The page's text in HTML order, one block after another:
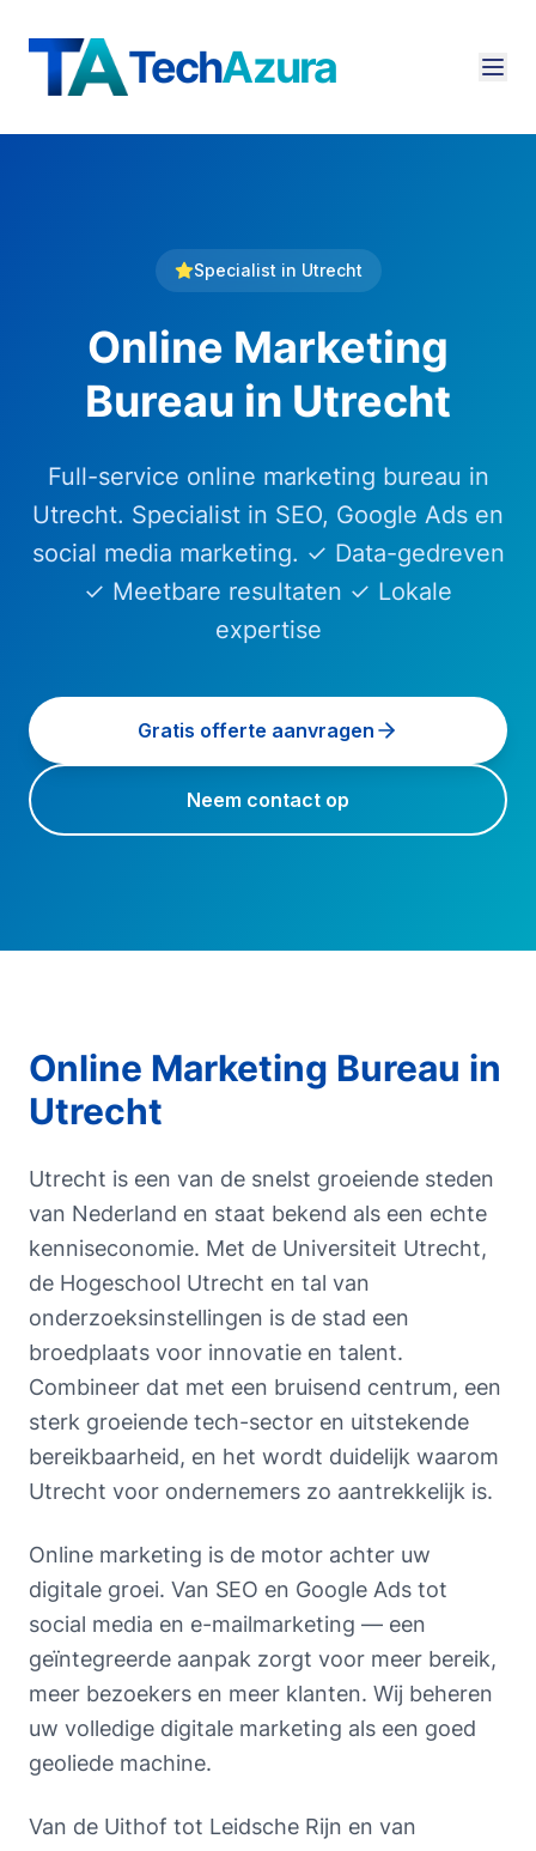
TechAzura
Specialist in Utrecht
Online Marketing
Bureau in Utrecht
Full-service online marketing bureau in
Utrecht. Specialist in SEO, Google Ads en
social media marketing. ✓ Data-gedreven
✓ Meetbare resultaten ✓ Lokale
expertise
Gratis offerte aanvragen
Neem contact op
Online Marketing Bureau in
Utrecht
Utrecht is een van de snelst groeiende steden
van Nederland en staat bekend als een echte
kenniseconomie. Met de Universiteit Utrecht,
de Hogeschool Utrecht en tal van
onderzoeksinstellingen is de stad een
broedplaats voor innovatie en talent.
Combineer dat met een bruisend centrum, een
sterk groeiende tech-sector en uitstekende
bereikbaarheid, en het wordt duidelijk waarom
Utrecht voor ondernemers zo aantrekkelijk is.
Online marketing is de motor achter uw
digitale groei. Van SEO en Google Ads tot
social media en e-mailmarketing — een
geïntegreerde aanpak zorgt voor meer bereik,
meer bezoekers en meer klanten. Wij beheren
uw volledige digitale marketing als een goed
geoliede machine.
Van de Uithof tot Leidsche Rijn en van